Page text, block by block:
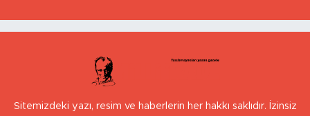
Sitemizdeki yazı, resim ve haberlerin her hakkı saklıdır. İzinsiz